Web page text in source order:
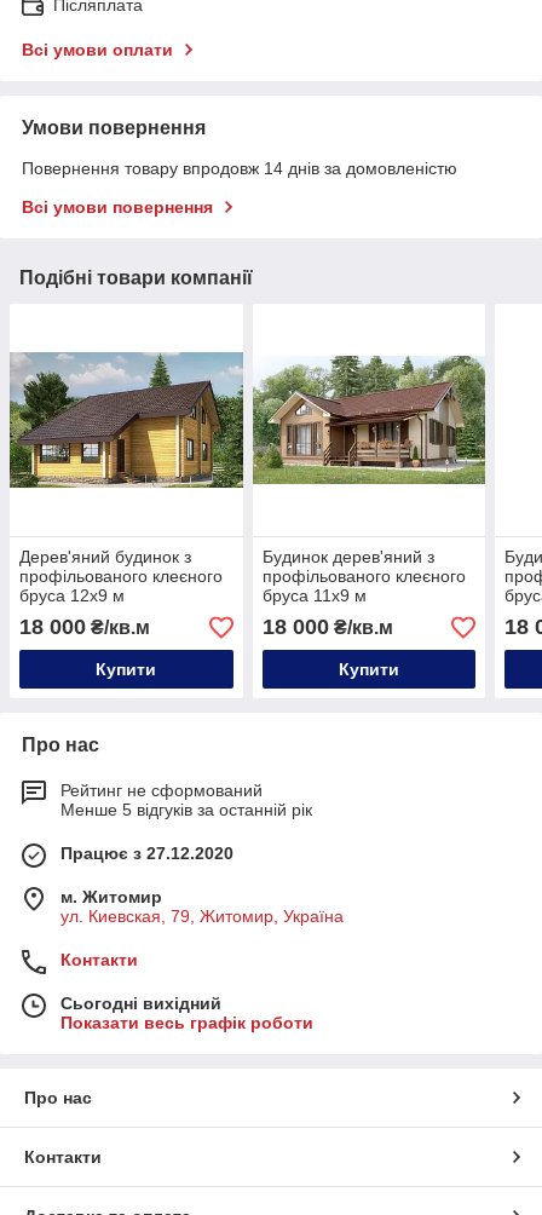
Післяплата
Всі умови оплати
Умови повернення
Повернення товару впродовж 14 днів за домовленістю
Всі умови повернення
Подібні товари компанії
Дерев'яний будинок з
профільованого клеєного
бруса 12х9 м
18 000 ₴/кв.м
Купити
Будинок дерев'яний з
профільованого клеєного
бруса 11х9 м
18 000₴/кв.м
Купити
18
Про нас
Рейтинг не сформований
Менше 5 відгуків за останній рік
Працює з 27.12.2020
м. Житомир
ул. Киевская, 79, Житомир, Україна
Контакти
Сьогодні вихідний
Показати весь графік роботи
Про нас
Контакти